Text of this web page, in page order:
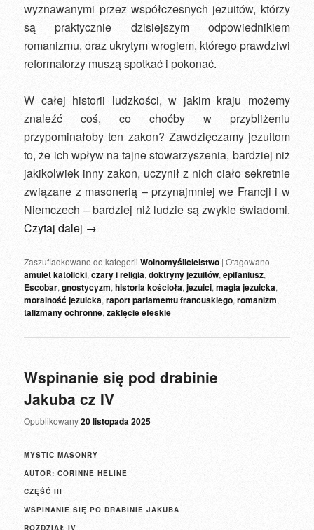
wyznawanymi przez współczesnych jezuitów, którzy
są praktycznie dzisiejszym odpowiednikiem
romanizmu, oraz ukrytym wrogiem, którego prawdziwi
reformatorzy muszą spotkać i pokonać.
W całej historii ludzkości, w jakim kraju możemy
znaleźć coś, co choćby w przybliżeniu
przypominałoby ten zakon? Zawdzięczamy jezuitom
to, że ich wpływ na tajne stowarzyszenia, bardziej niż
jakikolwiek inny zakon, uczynił z nich ciało sekretnie
związane z masonerią – przynajmniej we Francji i w
Niemczech – bardziej niż ludzie są zwykle świadomi.
Czytaj dalej →
Zaszufladkowano do kategorii Wolnomyślicielstwo |Otagowano
amulet katolicki,czary i religia,doktryny jezuitów,epifaniusz,
Escobar,gnostycyzm,historia kościoła,jezuici,magia jezuicka,
moralność jezuicka,raport parlamentu francuskiego,romanizm,
talizmany ochronne,zaklęcie efeskie
Wspinanie się pod drabinie
Jakuba cz IV
Opublikowany20 listopada 2025
MYSTIC MASONRY
AUTOR: CORINNE HELINE
CZĘŚĆ III
WSPINANIE SIĘ PO DRABINIE JAKUBA
ROZDZIAŁ IV